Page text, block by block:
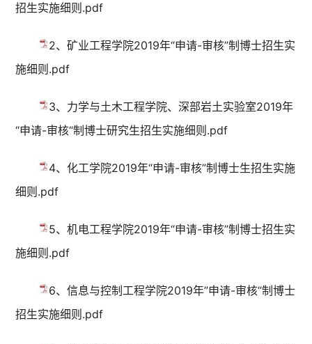
招生实施细则.pdf
2、矿业工程学院2019年“申请-审核”制博士招生实
施细则.pdf
3、力学与土木工程学院、深部岩土实验室2019年
“申请-审核“制博士研究生招生实施细则.pdf
4、化工学院2019年“申请-审核”制博士生招生实施
细则.pdf
5、机电工程学院2019年“申请-审核”制博士招生实
施细则.pdf
6、信息与控制工程学院2019年”申请-审核“制博士
招生实施细则.pdf